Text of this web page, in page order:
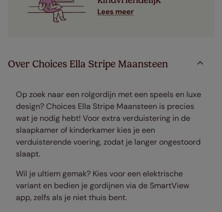
Over Choices Ella Stripe Maansteen
Op zoek naar een rolgordijn met een speels en luxe
design? Choices Ella Stripe Maansteen is precies
wat je nodig hebt! Voor extra verduistering in de
slaapkamer of kinderkamer kies je een
verduisterende voering, zodat je langer ongestoord
slaapt.
Wil je ultiem gemak? Kies voor een elektrische
variant en bedien je gordijnen via de SmartView
app, zelfs als je niet thuis bent.